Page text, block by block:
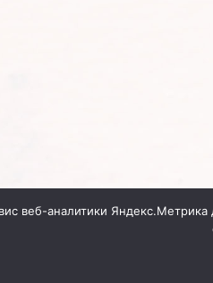
веб-аналитики